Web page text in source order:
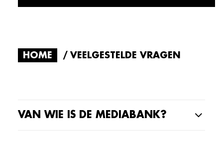
HOME VEELGESTELDE VRAGEN
VAN WIE IS DE MEDIABANK?